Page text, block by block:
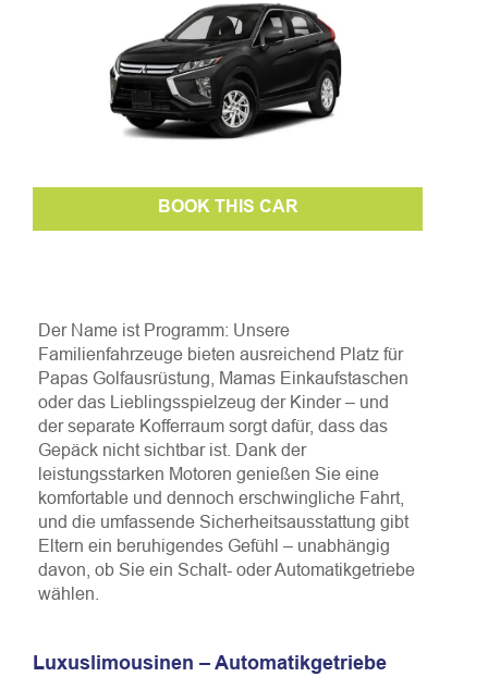
BOOK THIS CAR
Der Name ist Programm: Unsere
Familienfahrzeuge bieten ausreichend Platz für
Papas Golfausrüstung, Mamas Einkaufstaschen
oder das Lieblingsspielzeug der Kinder – und
der separate Kofferraum sorgt dafür, dass das
Gepäck nicht sichtbar ist. Dank der
leistungsstarken Motoren genießen Sie eine
komfortable und dennoch erschwingliche Fahrt,
und die umfassende Sicherheitsausstattung gibt
Eltern ein beruhigendes Gefühl – unabhängig
davon, ob Sie ein Schalt- oder Automatikgetriebe
wählen.
Luxuslimousinen – Automatikgetriebe